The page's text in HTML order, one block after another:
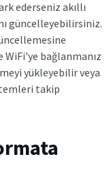
ederseniz akıllı
güncelleyebilirsiniz.
bağlanmanız
yükleyebilir veya
takip